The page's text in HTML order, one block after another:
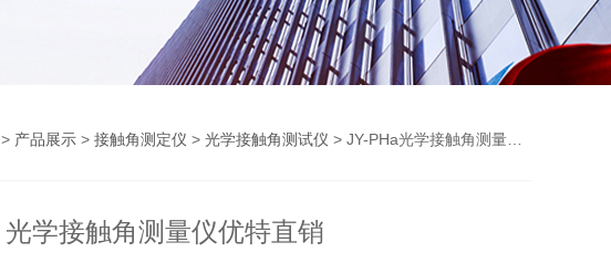
> 产品展示 > 接触角测定仪 > 光学接触角测试仪 > JY-PHa光学接触角测量仪优特直销
光学接触角测量仪优特直销